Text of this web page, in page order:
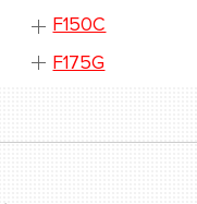
F150C
F175G